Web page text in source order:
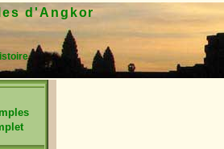
d'Angkor